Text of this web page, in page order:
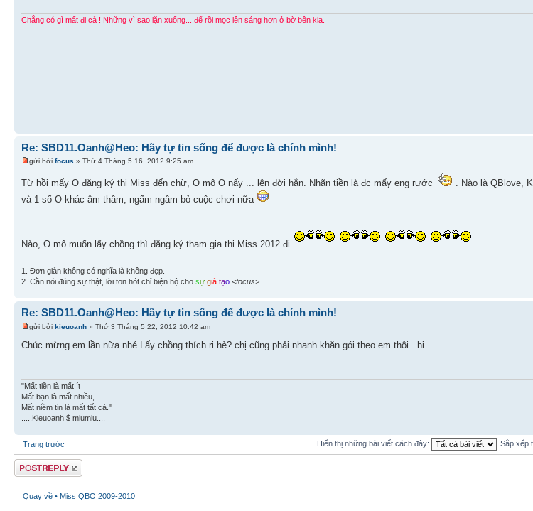
Chẳng có gì mất đi cả ! Những vì sao lặn xuống... để rồi mọc lên sáng hơn ở bờ bên kia.
Re: SBD11.Oanh@Heo: Hãy tự tin sống để được là chính mình!
gửi bởi focus » Thứ 4 Tháng 5 16, 2012 9:25 am
Từ hồi mấy O đăng ký thi Miss đến chừ, O mô O nấy ... lên đời hẳn. Nhãn tiền là đc mấy eng rước
. Nào là QBlove,
và 1 số O khác âm thầm, ngấm ngầm bỏ cuộc chơi nữa
Nào, O mô muốn lấy chồng thì đăng ký tham gia thi Miss 2012 đi
1. Đơn giản không có nghĩa là không đẹp.
2. Cần nói đúng sự thật, lời ton hót chỉ biện hộ cho sự giả tạo <focus>
Re: SBD11.Oanh@Heo: Hãy tự tin sống để được là chính mình!
gửi bởi kieuoanh » Thứ 3 Tháng 5 22, 2012 10:42 am
Chúc mừng em lần nữa nhé.Lấy chồng thích ri hè? chị cũng phải nhanh khăn gói theo em thôi...hi..
"Mất tiền là mất ít
Mất bạn là mất nhiều,
Mất niềm tin là mất tất cả."
.....Kieuoanh $ miumiu....
Trang trước Hiển thị những bài viết cách đây: Sắp xếp
Gửi bài trả lời
Quay về • Miss QBO 2009-2010